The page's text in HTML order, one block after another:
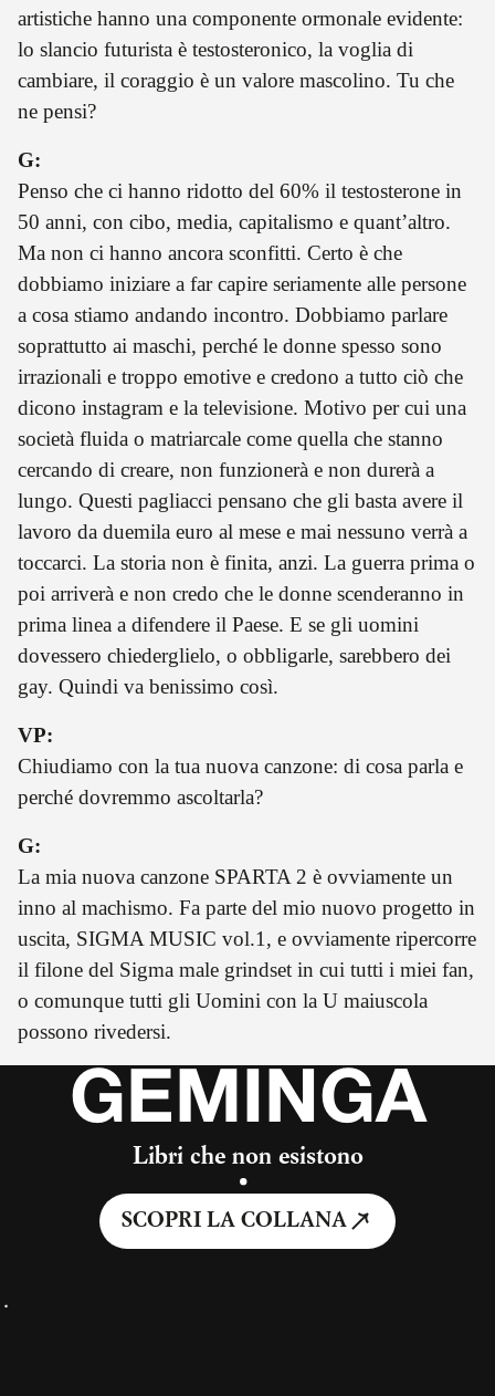
artistiche hanno una componente ormonale evidente:
lo slancio futurista è testosteronico, la voglia di
cambiare, il coraggio è un valore mascolino. Tu che
ne pensi?
G:
Penso che ci hanno ridotto del 60% il testosterone in
50 anni, con cibo, media, capitalismo e quant’altro.
Ma non ci hanno ancora sconfitti. Certo è che
dobbiamo iniziare a far capire seriamente alle persone
a cosa stiamo andando incontro. Dobbiamo parlare
soprattutto ai maschi, perché le donne spesso sono
irrazionali e troppo emotive e credono a tutto ciò che
dicono instagram e la televisione. Motivo per cui una
società fluida o matriarcale come quella che stanno
cercando di creare, non funzionerà e non durerà a
lungo. Questi pagliacci pensano che gli basta avere il
lavoro da duemila euro al mese e mai nessuno verrà a
toccarci. La storia non è finita, anzi. La guerra prima o
poi arriverà e non credo che le donne scenderanno in
prima linea a difendere il Paese. E se gli uomini
dovessero chiederglielo, o obbligarle, sarebbero dei
gay. Quindi va benissimo così.
VP:
Chiudiamo con la tua nuova canzone: di cosa parla e
perché dovremmo ascoltarla?
G:
La mia nuova canzone SPARTA 2 è ovviamente un
inno al machismo. Fa parte del mio nuovo progetto in
uscita, SIGMA MUSIC vol.1, e ovviamente ripercorre
il filone del Sigma male grindset in cui tutti i miei fan,
o comunque tutti gli Uomini con la U maiuscola
possono rivedersi.
GEMINGA
Libri che non esistono
SCOPRI LA COLLANA